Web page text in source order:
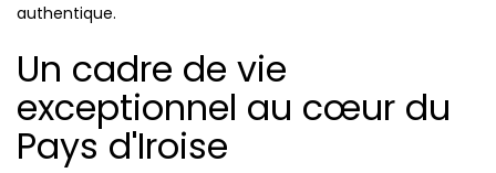
authentique.
Un cadre de vie
exceptionnel au cœur du
Pays d'Iroise